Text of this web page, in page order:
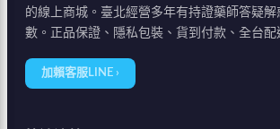
的線上商城。臺北經營多年有持證藥師答疑
數。正品保證、隱私包裝、貨到付款、全台配
加賴客服LINE ›